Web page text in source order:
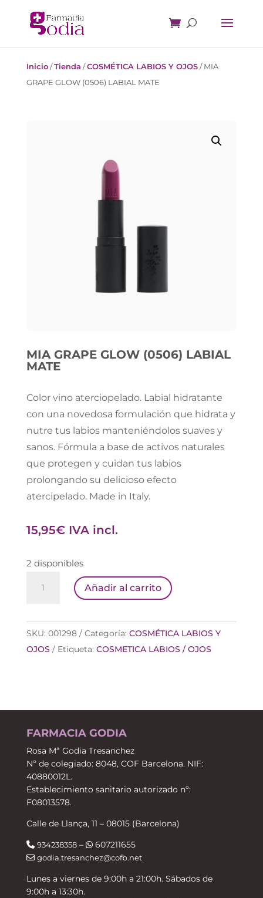
Inicio/Tienda /COSMÉTICA LABIOS Y OJOS/MIA
GRAPE GLOW (0506) LABIAL MATE
MIA GRAPE GLOW (0506) LABIAL
MATE
Color vino aterciopelado. Labial hidratante
con una novedosa formulación que hidrata y
nutre tus labios manteniéndolos suaves y
sanos. Fórmula a base de activos naturales
que protegen y cuidan tus labios
prolongando su delicioso efecto
atercipelado. Made in Italy.
15,95€ IVA incl.
2 disponibles
LABIAL
Añadir al carrito
SKU: 001298 Categoría: COSMÉTICA LABIOS Y
OJOS
Etiqueta: COSMETICA LABIOS / OJOS
FARMACIA GODIA
Rosa Mª Godia Tresanchez
Nº de colegiado: 8048, COF Barcelona. NIF:
40880012L.
Establecimiento sanitario autorizado nº:
F08013578.
Calle de Llança, 11 – 08015 (Barcelona)
934238358– 607211655
godia.tresanchez@cofb.net
Lunes a viernes de 9:00h a 21:00h. Sábados de
9:00h a 13:30h.